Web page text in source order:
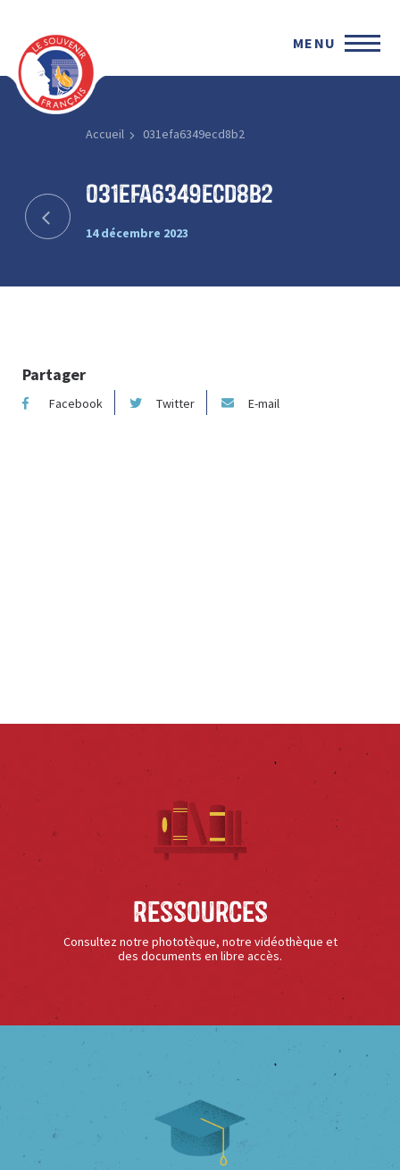
MENU
Accueil 031efa6349ecd8b2
031efa6349ecd8b2
14 décembre 2023
Partager
Facebook Twitter E-mail
Ressources
Consultez notre phototèque, notre vidéothèque et
des documents en libre accès.